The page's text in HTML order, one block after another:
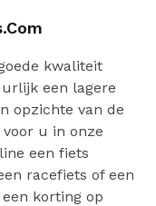
kwaliteit
een lagere
opzichte van de
u in onze
een fiets
racefiets of een
korting op